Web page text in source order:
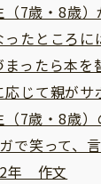
（7歳・8歳
たところに
ったら本を
じて親がサ
（7歳・8歳
で笑って、
年 作文